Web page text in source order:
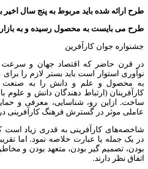
طرح ارائه شده باید مربوط به پنج سال اخیر
طرح می بایست به محصول رسیده و به بازار
جشنواره جوان کارآفرین
در قرن حاضر که اقتصاد جهان و سرعت
نوآوری استوار است باید بستر لازم را
به محصول و علم و دانش را به صنعت
کارآفرینان (ارتباط دهندگان دانش و علوم
ساخت. ازاین رو، شناسایی، معرفی و
عاملی موثر در گسترش فرهنگ کارآفرینی
شاخصه‌های کارآفرینی به قدری زیاد است
در یک جمله یا عبارت خلاصه نمود. اما
بودن، تصمیم گیر بودن، متعهد بودن و
اتفاق نظر دارند.